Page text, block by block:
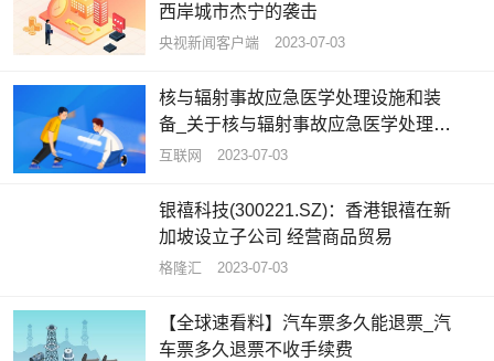
西岸城市杰宁的袭击
央视新闻客户端 2023-07-03
核与辐射事故应急医学处理设施和装
备_关于核与辐射事故应急医学处理设
施和装备概略
互联网 2023-07-03
银禧科技(300221.SZ)：香港银禧在新
加坡设立子公司 经营商品贸易
格隆汇 2023-07-03
【全球速看料】汽车票多久能退票_汽
车票多久退票不收手续费